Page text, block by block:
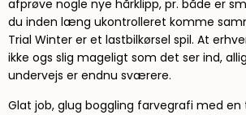
afprøve nogle nye hårklipp, pr. både er
du inden læng ukontrolleret komme
Trial Winter er et lastbilkørsel spil. At
ikke ogs slig mageligt som det ser ind,
undervejs er endnu sværere.
Glat job, glug boggling farvegrafi med en